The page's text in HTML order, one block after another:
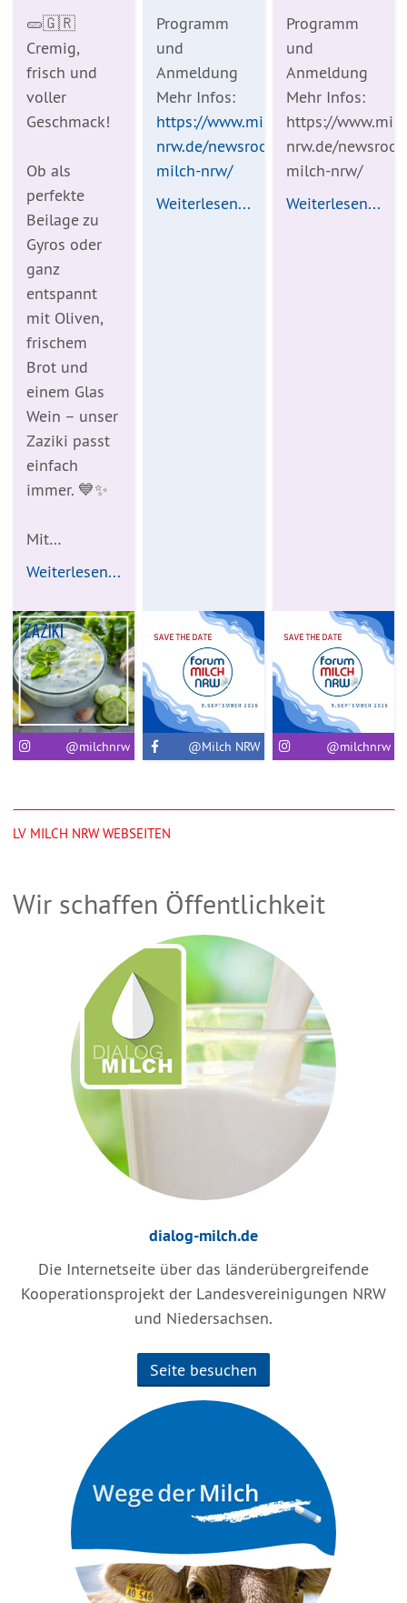
🥒🇬🇷
Cremig,
frisch und
voller
Geschmack!
Ob als
perfekte
Beilage zu
Gyros oder
ganz
entspannt
mit Oliven,
frischem
Brot und
einem Glas
Wein – unser
Zaziki passt
einfach
immer. 💙✨
Mit…
Weiterlesen...
@milchnrw
Programm
und
Anmeldung
Mehr Infos:
https://www.milch-
nrw.de/newsroom/termine/
milch-nrw/
Weiterlesen...
@Milch NRW
Programm
und
Anmeldung
Mehr Infos:
https://
nrw.de/
milch-nrw/
Weiterlesen...
@milchnrw
LV MILCH NRW WEBSEITEN
Wir schaffen Öffentlichkeit
dialog-milch.de
Die Internetseite über das länderübergreifende
Kooperationsprojekt der Landesvereinigungen NRW
und Niedersachsen.
Seite besuchen